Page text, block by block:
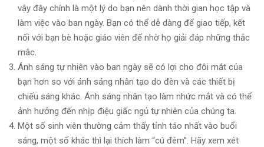
vậy đây chính là một lý do bạn nên dành thời gian học tập và
làm việc vào ban ngày. Bạn có thể dễ dàng để giao tiếp, kết
nối với bạn bè hoặc giáo viên để nhờ họ giải đáp những thắc
mắc.
Ánh sáng tự nhiên vào ban ngày sẽ có lợi cho đôi mắt của
bạn hơn so với ánh sáng nhân tạo do đèn và các thiết bị
chiếu sáng khác. Ánh sáng nhân tạo làm nhức mắt và có thể
ảnh hưởng đến nhịp điệu giấc ngủ tự nhiên của chúng ta.
Một số sinh viên thường cảm thấy tỉnh táo nhất vào buổi
sáng, một số khác thì lại thích làm “cú đêm”. Hãy xem xét